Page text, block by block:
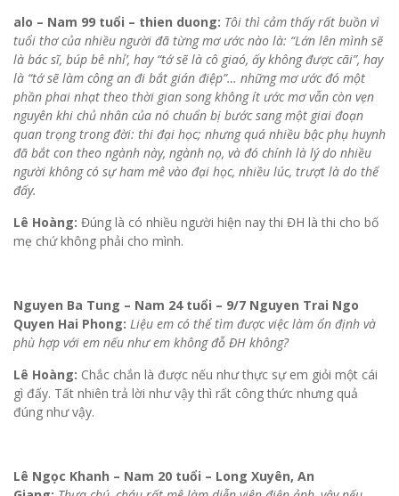
alo – Nam 99 tuổi – thien duong: Tôi thì cảm thấy rất buồn vì
tuổi thơ của nhiều người đã từng mơ ước nào là: “Lớn lên mình sẽ
là bác sĩ, búp bê nhỉ’, hay “tớ sẽ là cô giaó, ấy không được cãi”, hay
là “tớ sẽ làm công an đi bắt gián điệp”… những mơ ước đó một
phần phai nhạt theo thời gian song không ít ước mơ vẫn còn vẹn
nguyên khi chủ nhân của nó chuẩn bị bước sang một giai đoạn
quan trọng trong đời: thi đại học; nhưng quá nhiều bậc phụ huynh
đã bắt con theo ngành này, ngành nọ, và đó chính là lý do nhiều
người không có sự ham mê vào đại học, nhiều lúc, trượt là do thế
đấy.
Lê Hoàng: Đúng là có nhiều người hiện nay thi ĐH là thi cho bố
mẹ chứ không phải cho mình.
Nguyen Ba Tung – Nam 24 tuổi – 9/7 Nguyen Trai Ngo
Quyen Hai Phong: Liệu em có thể tìm được việc làm ổn định và
phù hợp với em nếu như em không đỗ ĐH không?
Lê Hoàng: Chắc chắn là được nếu như thực sự em giỏi một cái
gì đấy. Tất nhiên trả lời như vậy thì rất công thức nhưng quả
đúng như vậy.
Lê Ngọc Khanh – Nam 20 tuổi – Long Xuyên, An